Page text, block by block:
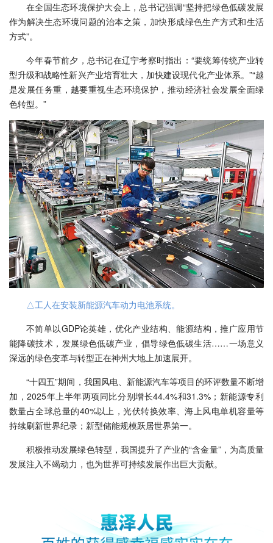
在全国生态环境保护大会上，总书记强调“坚持把绿色低碳发展
作为解决生态环境问题的治本之策，加快形成绿色生产方式和生活
方式”。
今年春节前夕，总书记在辽宁考察时指出：“要统筹传统产业转
型升级和战略性新兴产业培育壮大，加快建设现代化产业体系。”“越
是发展任务重，越要重视生态环境保护，推动经济社会发展全面绿
色转型。”
△工人在安装新能源汽车动力电池系统。
不简单以GDP论英雄，优化产业结构、能源结构，推广应用节
能降碳技术，发展绿色低碳产业，倡导绿色低碳生活……一场意义
深远的绿色变革与转型正在神州大地上加速展开。
“十四五”期间，我国风电、新能源汽车等项目的环评数量不断增
加，2025年上半年两项同比分别增长44.4%和31.3%；新能源专利
数量占全球总量的40%以上，光伏转换效率、海上风电单机容量等
持续刷新世界纪录；新型储能规模跃居世界第一。
积极推动发展绿色转型，我国提升了产业的“含金量”，为高质量
发展注入不竭动力，也为世界可持续发展作出巨大贡献。